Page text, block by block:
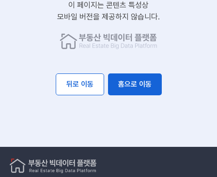
이 페이지는 콘텐츠 특성상
모바일 버전을 제공하지 않습니다.
뒤로 이동 홈으로 이동